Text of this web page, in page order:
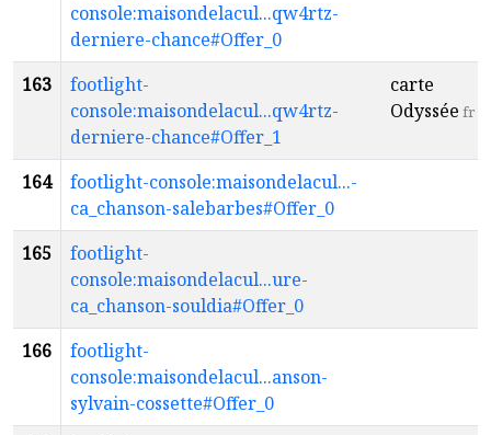
console:maisondelacul...qw4rtz-
derniere-chance#Offer_0
163
footlight-
console:maisondelacul...qw4rtz-
derniere-chance#Offer_1
carte
Odyssée fr
164
footlight-console:maisondelacul...-
ca_chanson-salebarbes#Offer_0
165
footlight-
console:maisondelacul...ure-
ca_chanson-souldia#Offer_0
166
footlight-
console:maisondelacul...anson-
sylvain-cossette#Offer_0